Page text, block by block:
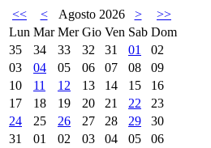
<< < Agosto 2026 >
>>
Lun Mar Mer Gio Ven Sab Dom
35
34 33 32 31 01
02
03
04 05 06 07 08
09
10
11 12 13 14 15
16
17
18 19 20 21 22
23
24
25 26 27 28 29
30
31
01 02 03 04 05 06